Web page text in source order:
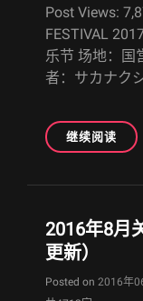
最
终
更
新)
Post Views:
FESTIVAL
乐节 场地：国
者：サカナク
继续阅读2017
年
本
忘
2016年8月
更新）
Posted on 2016年